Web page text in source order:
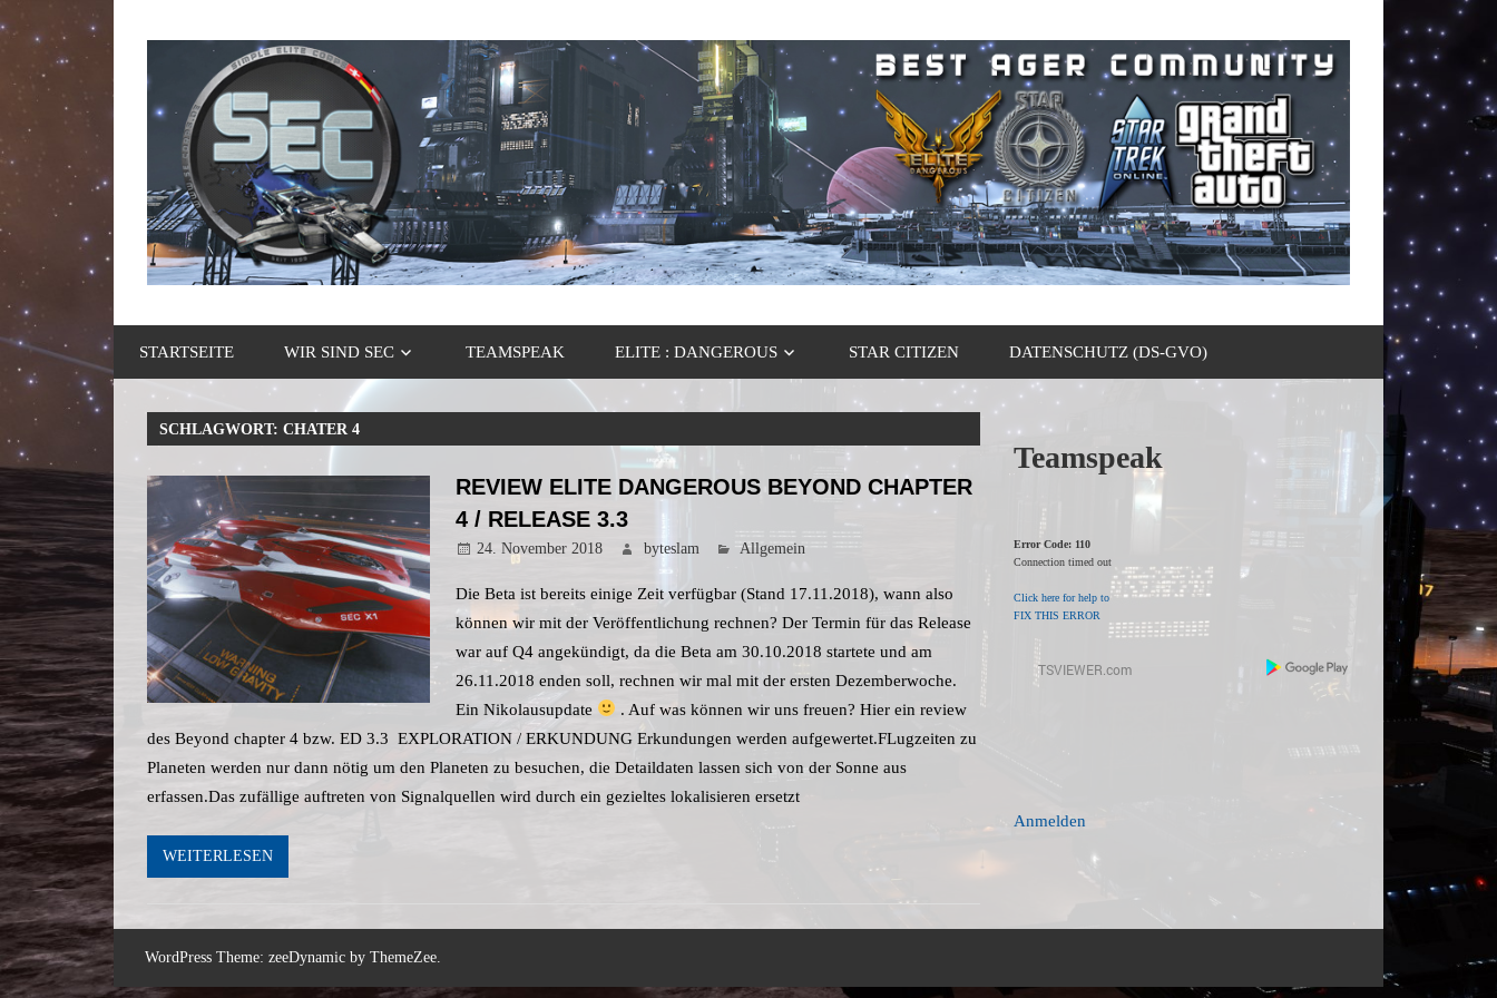
Inhalt
Simple
Elite
Corps
Community
STARTSEITE
WIR SIND SEC TEAMSPEAK ELITE : DANGEROUS STAR CITIZEN DATENSCHUTZ (DS-GVO)
SCHLAGWORT:CHATER 4
REVIEW ELITE DANGEROUS BEYOND CHAPTER
4 / RELEASE 3.3
24. November 2018 byteslam Allgemein
Die Beta ist bereits einige Zeit verfügbar (Stand 17.11.2018), wann also
können wir mit der Veröffentlichung rechnen? Der Termin für das Release
war auf Q4 angekündigt, da die Beta am 30.10.2018 startete und am
26.11.2018 enden soll, rechnen wir mal mit der ersten Dezemberwoche.
Ein Nikolausupdate
. Auf was können wir uns freuen? Hier ein review
des Beyond chapter 4 bzw. ED 3.3 EXPLORATION / ERKUNDUNG Erkundungen werden aufgewertet.FLugzeiten zu
Planeten werden nur dann nötig um den Planeten zu besuchen, die Detaildaten lassen sich von der Sonne aus
erfassen.Das zufällige auftreten von Signalquellen wird durch ein gezieltes lokalisieren ersetzt
WEITERLESEN
Teamspeak
Error Code: 110
Connection timed out
Click here for help to
FIX THIS ERROR
Anmelden
WordPress Theme: zeeDynamic by ThemeZee.